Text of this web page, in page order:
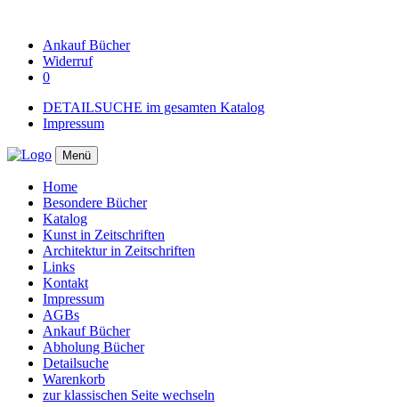
AnkaufBücher
Widerruf
0
DETAILSUCHE im gesamten Katalog
Impressum
Menü
Home
Besondere Bücher
Katalog
Kunst in Zeitschriften
Architektur in Zeitschriften
Links
Kontakt
Impressum
AGBs
Ankauf Bücher
Abholung Bücher
Detailsuche
Warenkorb
zur klassischen Seite wechseln